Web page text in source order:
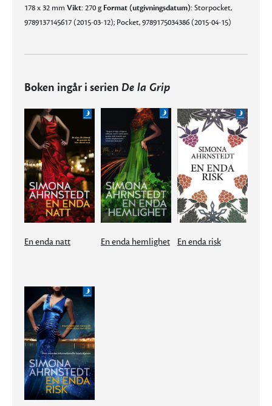
178 x 32 mmVikt:270 g Format (utgivningsdatum):Storpocket,
9789137145617 (2015-03-12); Pocket, 9789175034386 (2015-04-15)
Boken ingår i serien De la Grip
En enda natt En enda hemlighet En enda risk